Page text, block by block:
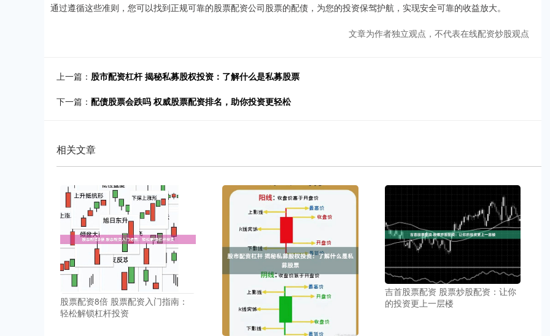
通过遵循这些准则，您可以找到正规可靠的股票配资公司股票的配债，为您的投资保驾护航，实现安全可靠的收益放大。
文章为作者独立观点，不代表在线配资炒股观点
上一篇： 股市配资杠杆 揭秘私募股权投资：了解什么是私募股票
下一篇： 配债股票会跌吗 权威股票配资排名，助你投资更轻松
相关文章
股票配资8倍 股票配资入门指南：
轻松解锁杠杆投资
吉首股票配资 股票炒股配资：让你
的投资更上一层楼